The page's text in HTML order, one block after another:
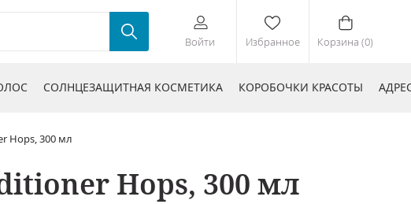
Войти Избранное Корзина (0)
СОЛНЦЕЗАЩИТНАЯ КОСМЕТИКА КОРОБОЧКИ КРАСОТЫ
Hops, 300 мл
Hops, 300 мл